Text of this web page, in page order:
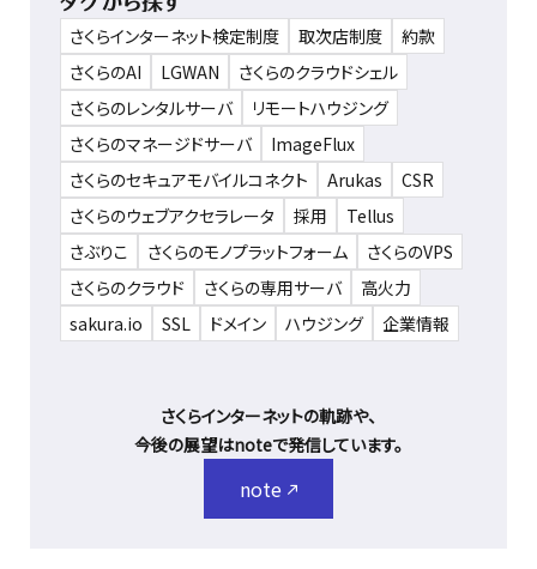
さくらインターネット検定制度 取次店制度
約款
さくらのAI
LGWAN
さくらのクラウドシェル
さくらのレンタルサーバ
リモートハウジング
さくらのマネージドサーバ
ImageFlux
さくらのセキュアモバイルコネクト
Arukas
CSR
さくらのウェブアクセラレータ
採用
Tellus
さぶりこ
さくらのモノプラットフォーム
さくらのVPS
さくらのクラウド
さくらの専用サーバ
高火力
sakura.io
SSL ドメイン ハウジング 企業情報
さくらインターネットの軌跡や、
今後の展望はnoteで発信しています。
note